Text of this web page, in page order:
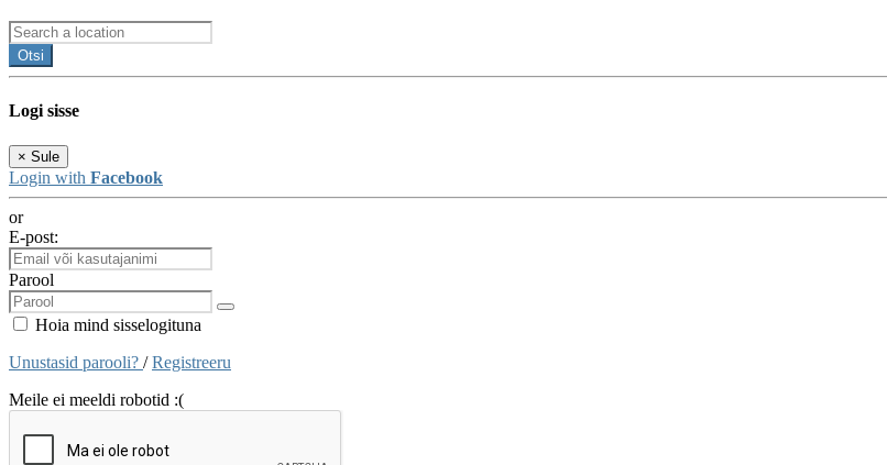
Otsi
Logi sisse
× Sule
Login with Facebook
or
E-post:
Parool
Hoia mind sisselogituna
Unustasid parooli? /Registreeru
Meile ei meeldi robotid :(